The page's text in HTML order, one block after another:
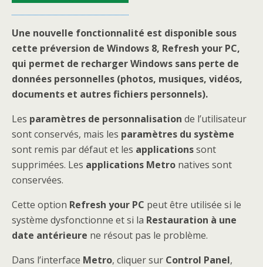
Une nouvelle fonctionnalité est disponible sous
cette préversion de Windows 8, Refresh your PC,
qui permet de recharger Windows sans perte de
données personnelles (photos, musiques, vidéos,
documents et autres fichiers personnels).
Les paramètres de personnalisation de l’utilisateur
sont conservés, mais les paramètres du système
sont remis par défaut et les applicationssont
supprimées. Les applications Metro natives sont
conservées.
Cette option Refresh your PC peut être utilisée si le
système dysfonctionne et si la Restauration à une
date antérieure ne résout pas le problème.
Dans l’interface Metro, cliquer sur Control Panel,